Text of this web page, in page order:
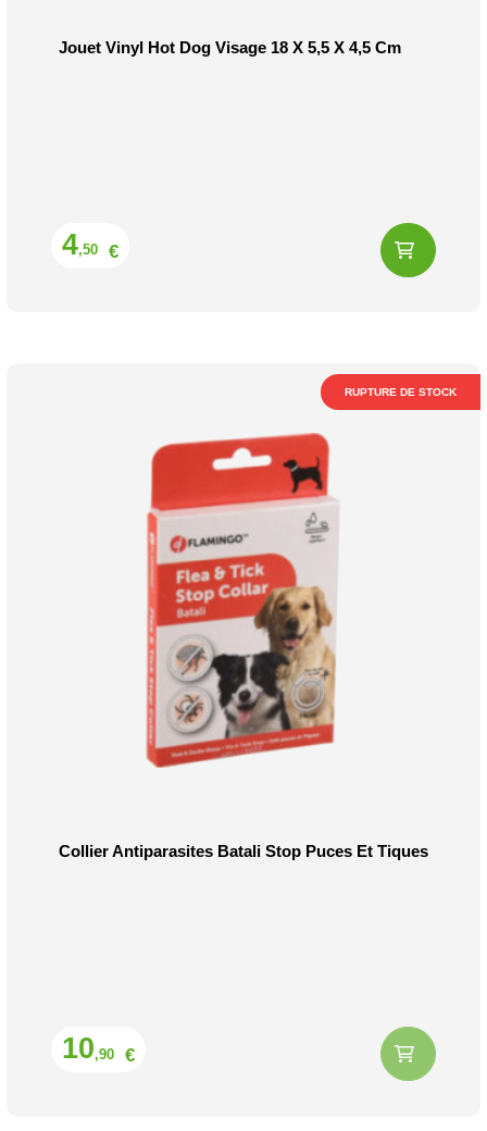
Jouet Vinyl Hot Dog Visage 18 X 5,5 X 4,5 Cm
4,50 €
Collier Antiparasites Batali Stop Puces Et Tiques
10,90 €
RUPTURE DE STOCK